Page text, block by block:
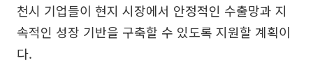
천시 기업들이 현지 시장에서 안정적인 수출망과 지
속적인 성장 기반을 구축할 수 있도록 지원할 계획이
다.